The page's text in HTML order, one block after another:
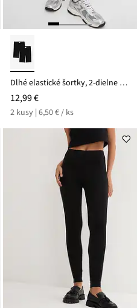
Dlhé elastické šortky, 2-dielne balenie
12,99 €
2 kusy | 6,50 € / ks